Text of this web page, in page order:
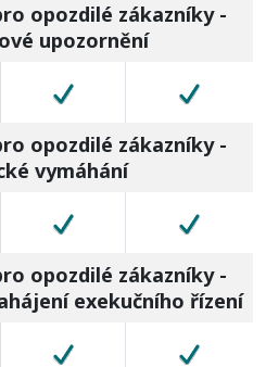
opozdilé zákazníky -
upozornění
opozdilé zákazníky -
vymáhání
opozdilé zákazníky -
exekučního řízení